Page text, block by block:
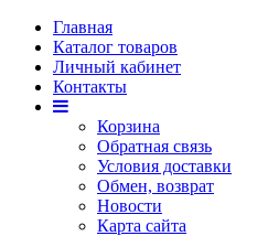
Главная
Каталог товаров
Личный кабинет
Контакты
Корзина
Обратная связь
Условия доставки
Обмен, возврат
Новости
Карта сайта